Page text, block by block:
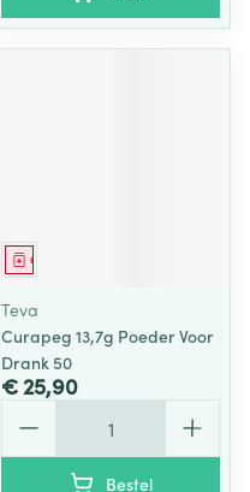
Geneesmiddel
Teva
Curapeg 13,7g Poeder Voor
Drank 50
€ 25,90
Bestel